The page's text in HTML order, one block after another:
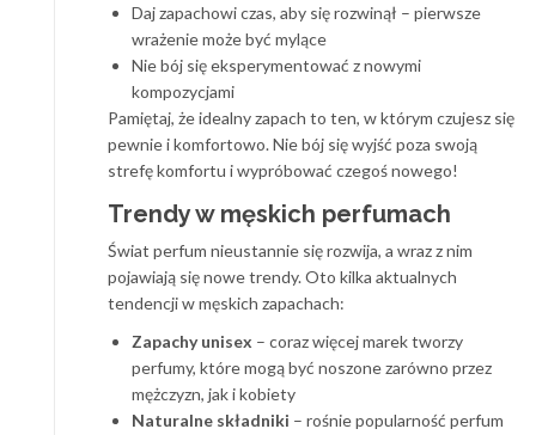
Daj zapachowi czas, aby się rozwinął – pierwsze
wrażenie może być mylące
Nie bój się eksperymentować z nowymi
kompozycjami
Pamiętaj, że idealny zapach to ten, w którym czujesz się
pewnie i komfortowo. Nie bój się wyjść poza swoją
strefę komfortu i wypróbować czegoś nowego!
Trendy w męskich perfumach
Świat perfum nieustannie się rozwija, a wraz z nim
pojawiają się nowe trendy. Oto kilka aktualnych
tendencji w męskich zapachach:
Zapachy unisex – coraz więcej marek tworzy
perfumy, które mogą być noszone zarówno przez
mężczyzn, jak i kobiety
Naturalne składniki – rośnie popularność perfum